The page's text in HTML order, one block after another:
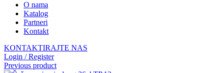
O nama
Katalog
Partneri
Kontakt
KONTAKTIRAJTE NAS
Login / Register
Previous product